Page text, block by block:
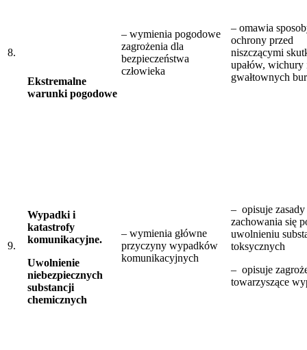
8.
Ekstremalne
warunki pogodowe
– wymienia pogodowe
zagrożenia dla
bezpieczeństwa
człowieka
– omawia
ochrony przed
niszczącymi
upałów, wichury
gwałtownych
9.
Wypadki i
katastrofy
komunikacyjne.
Uwolnienie
niebezpiecznych
substancji
chemicznych
– wymienia główne
przyczyny wypadków
komunikacyjnych
– opisuje zasady
zachowania się
uwolnieniu
toksycznych
– opisuje
towarzyszące